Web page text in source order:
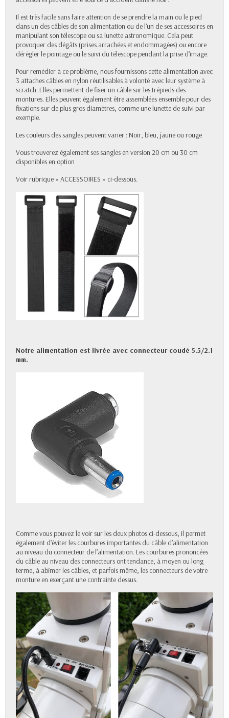
Il est très facile sans faire attention de se prendre la main ou le pied
dans un des câbles de son alimentation ou de l’un de ses accessoires en
manipulant son télescope ou sa lunette astronomique. Cela peut
provoquer des dégâts (prises arrachées et endommagées) ou encore
dérégler le pointage ou le suivi du télescope pendant la prise d’image.
Pour remédier à ce problème, nous fournissons cette alimentation avec
3 attaches câbles en nylon réutilisables à volonté avec leur système à
scratch. Elles permettent de fixer un câble sur les trépieds des
montures. Elles peuvent également être assemblées ensemble pour des
fixations sur de plus gros diamètres, comme une lunette de suivi par
exemple.
Les couleurs des sangles peuvent varier : Noir, bleu, jaune ou rouge
Vous trouverez également ses sangles en version 20 cm ou 30 cm
disponibles en option
Voir rubrique « ACCESSOIRES » ci-dessous.
Notre alimentation est livrée avec connecteur coudé 5.5/2.1
mm.
Comme vous pouvez le voir sur les deux photos ci-dessous, il permet
également d’éviter les courbures importantes du câble d’alimentation
au niveau du connecteur de l’alimentation. Les courbures prononcées
du câble au niveau des connecteurs ont tendance, à moyen ou long
terme, à abîmer les câbles, et parfois même, les connecteurs de votre
monture en exerçant une contrainte dessus.